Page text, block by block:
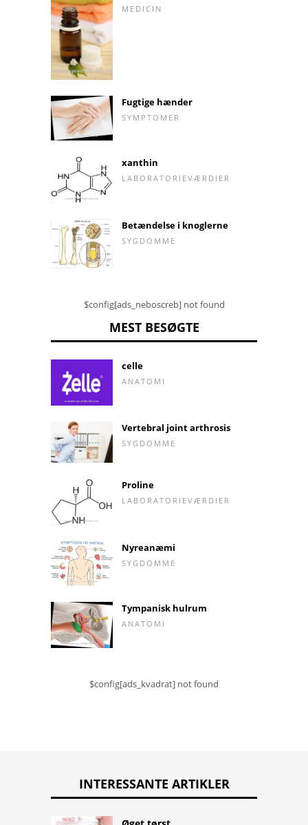
MEDICIN
Fugtige hænder
SYMPTOMER
xanthin
LABORATORIEVÆRDIER
Betændelse i knoglerne
SYGDOMME
$config[ads_neboscreb] not found
MEST BESØGTE
celle
ANATOMI
Vertebral joint arthrosis
SYGDOMME
Proline
LABORATORIEVÆRDIER
Nyreanæmi
SYGDOMME
Tympanisk hulrum
ANATOMI
$config[ads_kvadrat] not found
INTERESSANTE ARTIKLER